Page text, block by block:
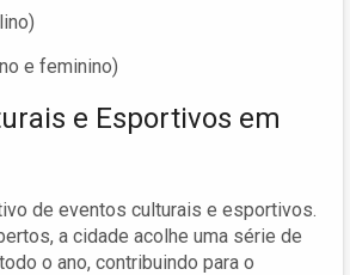
e feminino)
e Esportivos em
de eventos culturais e esportivos.
a cidade acolhe uma série de
o ano, contribuindo para o